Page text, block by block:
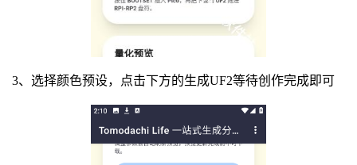
3、选择颜色预设，点击下方的生成UF2等待创作完成即可